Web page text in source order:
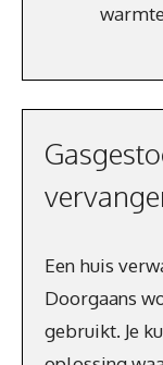
Een huis
Doorgaans
gebruikt. Je